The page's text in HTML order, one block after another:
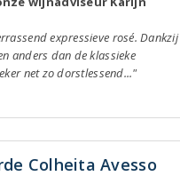
expressieve rosé. Dankzij
anders dan de klassieke
net zo dorstlessend..."
Colheita Avesso